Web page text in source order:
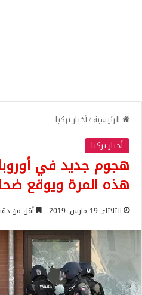
الرئيسية/أخبار تركيا
أخبار تركيا
هجوم جديد في
هذه المرة ويوقع
الثلاثاء, 19 مارس, 2019 أقل من